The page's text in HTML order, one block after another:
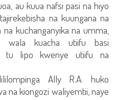
au kuua nafsi pasi na hiyo
na kuungana na
kuchanganyika na umma,
wala kuacha utiifu basi
tu lipo kwenye utiifu na
Ally R.A. huko
na kiongozi waliyemtii, naye